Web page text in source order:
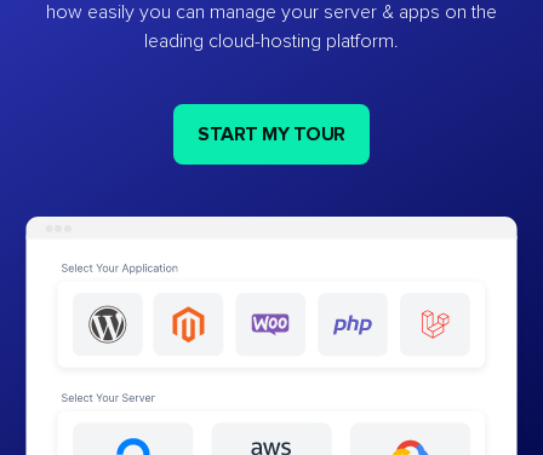
how easily you can manage your server & apps on the
leading cloud-hosting platform.
START MY TOUR